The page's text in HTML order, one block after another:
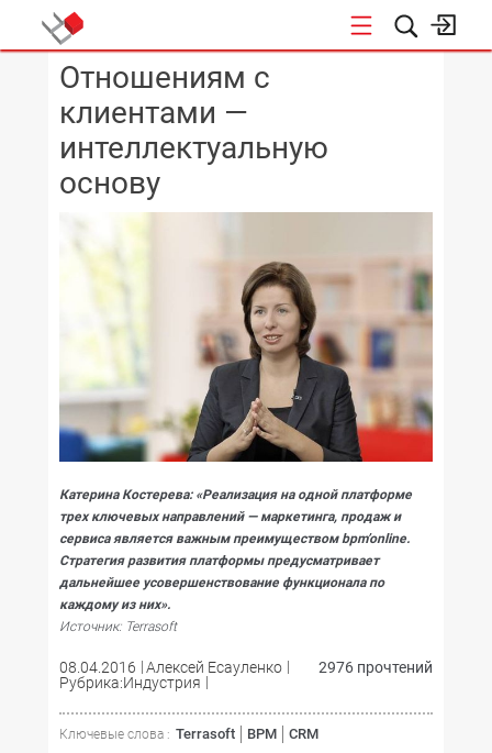
КОНФЕРЕНЦИИ
Отношениям с
клиентами —
интеллектуальную
основу
Катерина Костерева: «Реализация на одной платформе
трех ключевых направлений — маркетинга, продаж и
сервиса является важным преимуществом bpm’online.
Стратегия развития платформы предусматривает
дальнейшее усовершенствование функционала по
каждому из них».
Источник: Terrasoft
08.04.2016
Алексей Есауленко
Рубрика:Индустрия
2976 прочтений
Ключевые слова : Terrasoft BPM CRM